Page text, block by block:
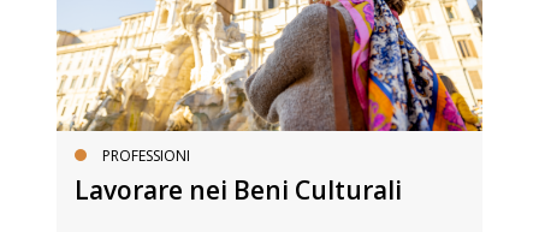
PROFESSIONI
Lavorare nei Beni Culturali